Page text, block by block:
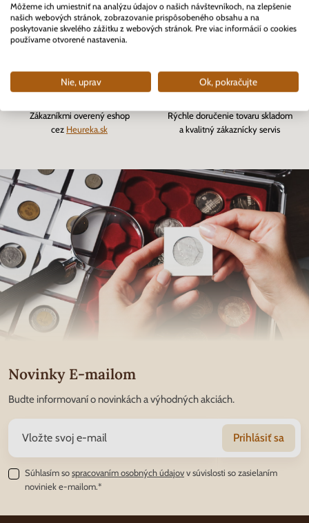
Prvý profesionálny eshop
pre zberateľov na Slovensku
založený v roku 2007
Viac ako 82 000
vybavených objednávok
Zákazníkmi overený eshop
cez Heureka.sk
Rýchle doručenie tovaru skladom
a kvalitný zákaznícky servis
Novinky E-mailom
Budte informovaní o novinkách a výhodných akciách.
Prihlásiť sa
Súhlasím sospracovaním osobných údajovv súvislosti so zasielaním
noviniek e-mailom.*
Môžeme ich umiestniť na analýzu údajov o našich návštevníkoch, na zlepšenie
našich webových stránok, zobrazovanie prispôsobeného obsahu a na
poskytovanie skvelého zážitku z webových stránok. Pre viac informácií o cookies
používame otvorené nastavenia.
Nie, uprav Ok, pokračujte